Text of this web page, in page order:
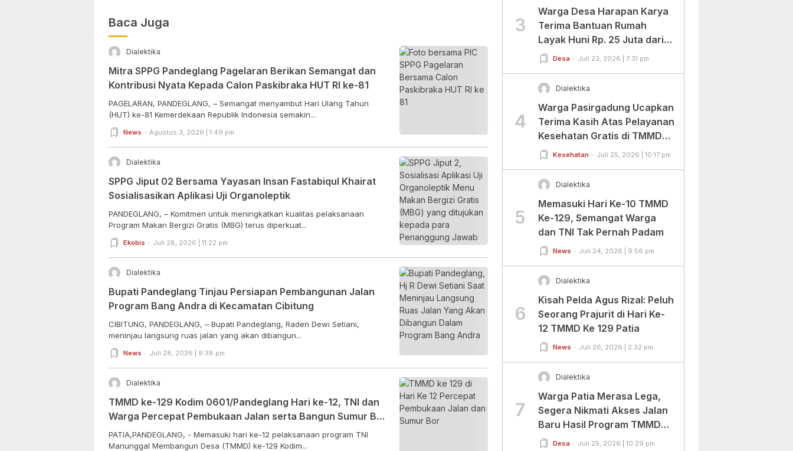
Baca Juga
Dialektika
Mitra SPPG Pandeglang Pagelaran Berikan Semangat dan
Kontribusi Nyata Kepada Calon Paskibraka HUT RI ke-81
PAGELARAN, PANDEGLANG, – Semangat menyambut Hari Ulang Tahun
(HUT) ke-81 Kemerdekaan Republik Indonesia semakin...
News Agustus 3, 2026 | 1:49 pm
Dialektika
SPPG Jiput 02 Bersama Yayasan Insan Fastabiqul Khairat
Sosialisasikan Aplikasi Uji Organoleptik
PANDEGLANG, – Komitmen untuk meningkatkan kualitas pelaksanaan
Program Makan Bergizi Gratis (MBG) terus diperkuat...
Ekobis Juli 28, 2026 | 11:22 pm
Dialektika
Bupati Pandeglang Tinjau Persiapan Pembangunan Jalan
Program Bang Andra di Kecamatan Cibitung
CIBITUNG, PANDEGLANG, – Bupati Pandeglang, Raden Dewi Setiani,
meninjau langsung ruas jalan yang akan dibangun...
News Juli 28, 2026 | 9:38 pm
Dialektika
TMMD ke-129 Kodim 0601/Pandeglang Hari ke-12, TNI dan
Warga Percepat Pembukaan Jalan serta Bangun Sumur Bor,
Tokoh Masyarakat dan DPRD Beri Apresiasi
PATIA,PANDEGLANG, - Memasuki hari ke-12 pelaksanaan program TNI
Manunggal Membangun Desa (TMMD) ke-129 Kodim...
3
Warga Desa Harapan Karya
Terima Bantuan Rumah
Layak Huni Rp. 25 Juta dari
BAZNAS Banten
Desa Juli 23, 2026 | 7:31 pm
4
Dialektika
Warga Pasirgadung Ucapkan
Terima Kasih Atas Pelayanan
Kesehatan Gratis di TMMD
Ke-129
Kesehatan Juli 25, 2026 | 10:17 pm
5
Dialektika
Memasuki Hari Ke-10 TMMD
Ke-129, Semangat Warga
dan TNI Tak Pernah Padam
News Juli 24, 2026 | 9:56 pm
6
Dialektika
Kisah Pelda Agus Rizal: Peluh
Seorang Prajurit di Hari Ke-
12 TMMD Ke 129 Patia
News Juli 26, 2026 | 2:32 pm
7
Dialektika
Warga Patia Merasa Lega,
Segera Nikmati Akses Jalan
Baru Hasil Program TMMD
Ke-129 Kodim
Desa Juli 25, 2026 | 10:29 pm